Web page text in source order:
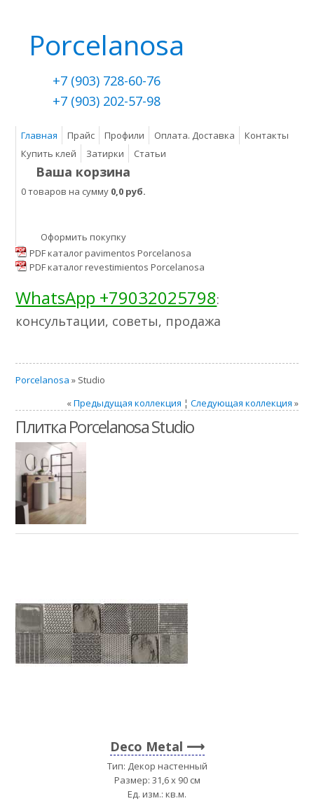
Porcelanosa
+7 (903) 728-60-76
+7 (903) 202-57-98
Главная Прайс Профили Оплата. Доставка
Контакты
Купить клей
Затирки Статьи
Ваша корзина
0 товаров на сумму 0,0 руб.
Оформить покупку
PDF каталог pavimentos Porcelanosa
PDF каталог revestimientos Porcelanosa
WhatsApp +79032025798:
консультации, советы, продажа
Porcelanosa » Studio
«Предыдущая коллекция ¦ Следующая коллекция »
Плитка Porcelanosa Studio
Deco Metal
Тип: Декор настенный
Размер: 31,6 x 90 см
Ед. изм.: кв.м.